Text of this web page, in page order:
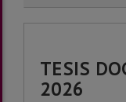
TESIS
2026